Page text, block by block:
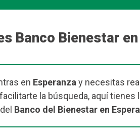
Banco Bienestar
en Esperanza y necesitas
la búsqueda, aquí
Banco del Bienestar en